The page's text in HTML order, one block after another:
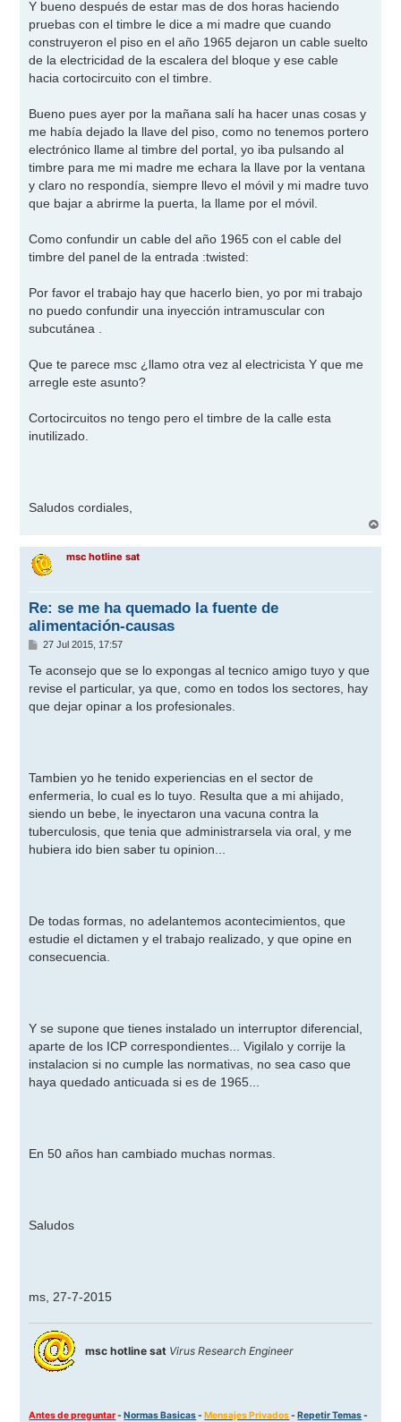
Y bueno después de estar mas de dos horas haciendo
pruebas con el timbre le dice a mi madre que cuando
construyeron el piso en el año 1965 dejaron un cable suelto
de la electricidad de la escalera del bloque y ese cable
hacia cortocircuito con el timbre.
Bueno pues ayer por la mañana salí ha hacer unas cosas y
me había dejado la llave del piso, como no tenemos portero
electrónico llame al timbre del portal, yo iba pulsando al
timbre para me mi madre me echara la llave por la ventana
y claro no respondía, siempre llevo el móvil y mi madre tuvo
que bajar a abrirme la puerta, la llame por el móvil.
Como confundir un cable del año 1965 con el cable del
timbre del panel de la entrada :twisted:
Por favor el trabajo hay que hacerlo bien, yo por mi trabajo
no puedo confundir una inyección intramuscular con
subcutánea .
Que te parece msc ¿llamo otra vez al electricista Y que me
arregle este asunto?
Cortocircuitos no tengo pero el timbre de la calle esta
inutilizado.
Saludos cordiales,
r
msc hotline sat
Re: se me ha quemado la fuente de
alimentación-causas
M
n
a
e
27 Jul 2015, 17:57
Te aconsejo que se lo expongas al tecnico amigo tuyo y que
revise el particular, ya que, como en todos los sectores, hay
que dejar opinar a los profesionales.
Tambien yo he tenido experiencias en el sector de
enfermeria, lo cual es lo tuyo. Resulta que a mi ahijado,
siendo un bebe, le inyectaron una vacuna contra la
tuberculosis, que tenia que administrarsela via oral, y me
hubiera ido bien saber tu opinion...
De todas formas, no adelantemos acontecimientos, que
estudie el dictamen y el trabajo realizado, y que opine en
consecuencia.
Y se supone que tienes instalado un interruptor diferencial,
aparte de los ICP correspondientes... Vigilalo y corrije la
instalacion si no cumple las normativas, no sea caso que
haya quedado anticuada si es de 1965...
En 50 años han cambiado muchas normas.
Saludos
ms, 27-7-2015
msc hotline sat Virus Research Engineer
Antes de preguntar-Normas Basicas-Mensajes Privados-Repetir Temas-